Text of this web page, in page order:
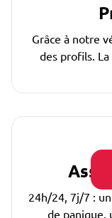
Grâce à notre
des profils.
24h/24, 7j/7 :
de panique,